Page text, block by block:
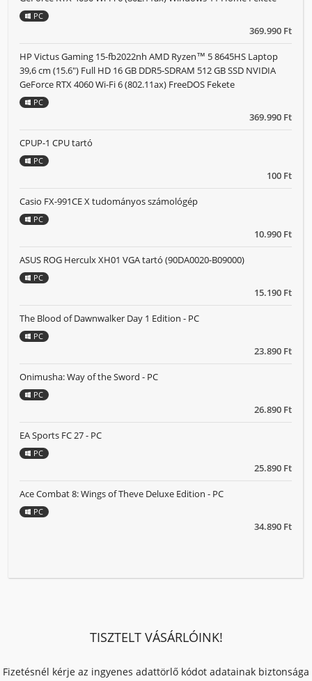
369.990 Ft
PC
369.990 Ft
HP Victus Gaming 15-fb2022nh AMD Ryzen™ 5 8645HS Laptop
39,6 cm (15.6") Full HD 16 GB DDR5-SDRAM 512 GB SSD NVIDIA
GeForce RTX 4060 Wi-Fi 6 (802.11ax) FreeDOS Fekete
PC
100 Ft
CPUP-1 CPU tartó
PC
10.990 Ft
Casio FX-991CE X tudományos számológép
PC
15.190 Ft
ASUS ROG Herculx XH01 VGA tartó (90DA0020-B09000)
PC
23.890 Ft
The Blood of Dawnwalker Day 1 Edition - PC
PC
26.890 Ft
Onimusha: Way of the Sword - PC
PC
25.890 Ft
EA Sports FC 27 - PC
PC
34.890 Ft
Ace Combat 8: Wings of Theve Deluxe Edition - PC
PC
TISZTELT VÁSÁRLÓINK!
Fizetésnél kérje az ingyenes adattörlő kódot adatainak biztonsága